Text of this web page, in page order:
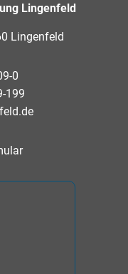
Lingenfeld
Lingenfeld
0
199